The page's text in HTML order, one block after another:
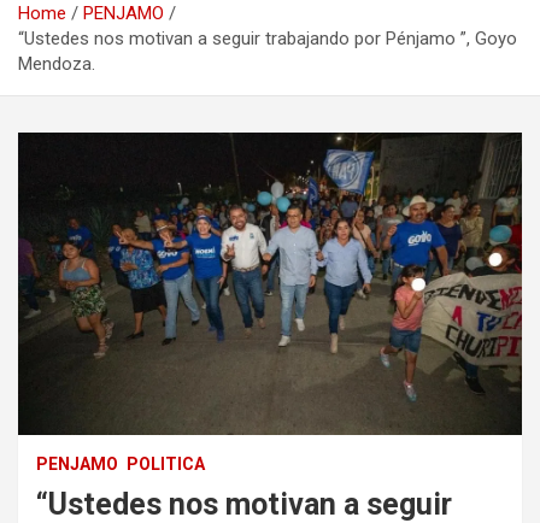
Home
PENJAMO
“Ustedes nos motivan a seguir trabajando por Pénjamo ”, Goyo
Mendoza.
PENJAMO POLITICA
“Ustedes nos motivan a seguir